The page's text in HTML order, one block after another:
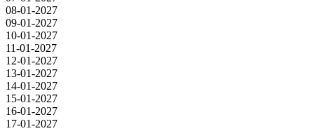
08-01-2027
09-01-2027
10-01-2027
11-01-2027
12-01-2027
13-01-2027
14-01-2027
15-01-2027
16-01-2027
17-01-2027